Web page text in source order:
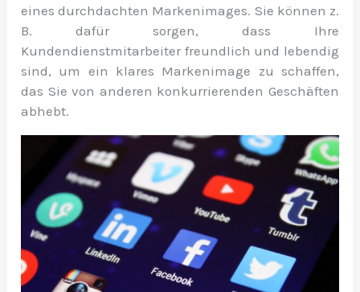
eines durchdachten Markenimages. Sie können z.
B. dafür sorgen, dass Ihre
Kundendienstmitarbeiter freundlich und lebendig
sind, um ein klares Markenimage zu schaffen,
das Sie von anderen konkurrierenden Geschäften
abhebt.